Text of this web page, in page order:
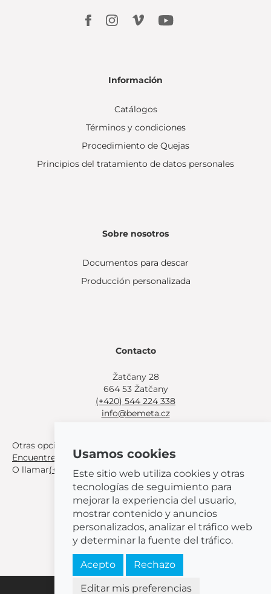
Información
Catálogos
Términos y condiciones
Procedimiento de Quejas
Principios del tratamiento de datos personales
Sobre nosotros
Documentos para descar
Producción personalizada
Contacto
Žatčany 28
664 53 Žatčany
(+420) 544 224 338
info@bemeta.cz
Otras opciones de compra:
Encuentre un distribuidor cerca de usted
O llamar(+420) 544 224 338.
© 2026 BEMETA
Usamos cookies
Este sitio web utiliza cookies y otras
tecnologías de seguimiento para
mejorar la experiencia del usuario,
mostrar contenido y anuncios
personalizados, analizar el tráfico web
y determinar la fuente del tráfico.
Acepto Rechazo
Editar mis preferencias